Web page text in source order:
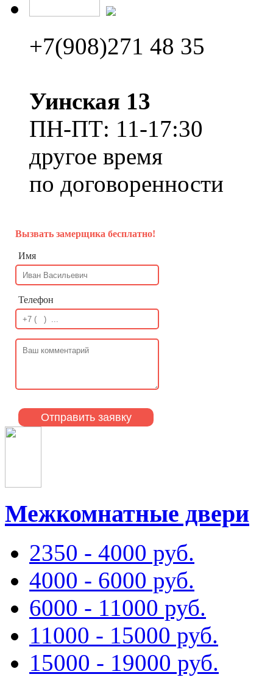
+7(908)271 48 35
Уинская 13
ПН-ПТ: 11-17:30
другое время
по договоренности
Вызвать замерщика бесплатно!
Имя
Телефон
Межкомнатные двери
2350 - 4000 руб.
4000 - 6000 руб.
6000 - 11000 руб.
11000 - 15000 руб.
15000 - 19000 руб.